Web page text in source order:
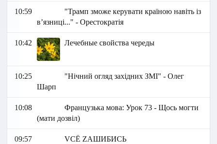
10:59
"Трамп зможе керувати країною навіть із
вʼязниці..." - Орестократія
10:42 Лечебные свойства череды
10:25
"Нічний огляд західних ЗМІ" - Олег
Шарп
10:08
Французька мова: Урок 73 - Щось могти
(мати дозвіл)
09:57 VСЁ ZАШИБИСЬ